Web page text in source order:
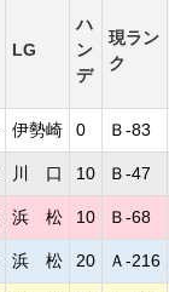
LG
ハ
ン
デ
現ラン
ク
伊勢崎 0 Ｂ-83
川 口 10 Ｂ-47
浜 松 10 Ｂ-68
浜 松 20 Ａ-216